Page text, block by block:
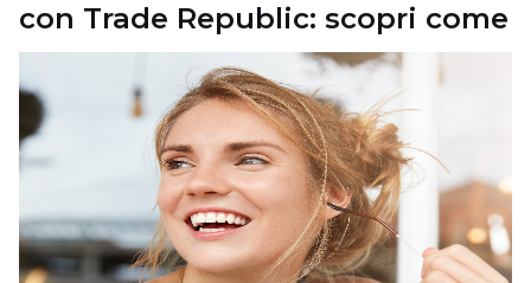
con Trade Republic: scopri come